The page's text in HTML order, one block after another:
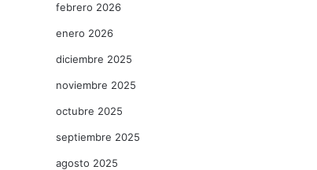
febrero 2026
enero 2026
diciembre 2025
noviembre 2025
octubre 2025
septiembre 2025
agosto 2025